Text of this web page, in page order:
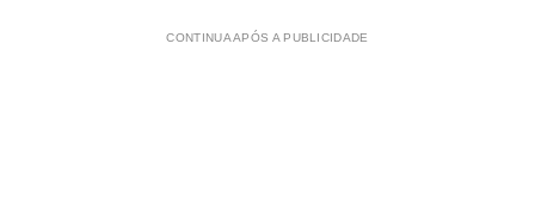
CONTINUA APÓS A PUBLICIDADE